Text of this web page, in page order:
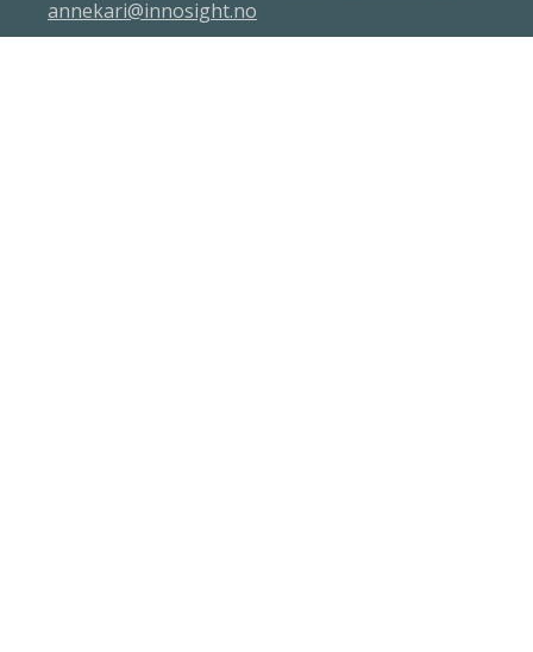
annekari@innosight.no